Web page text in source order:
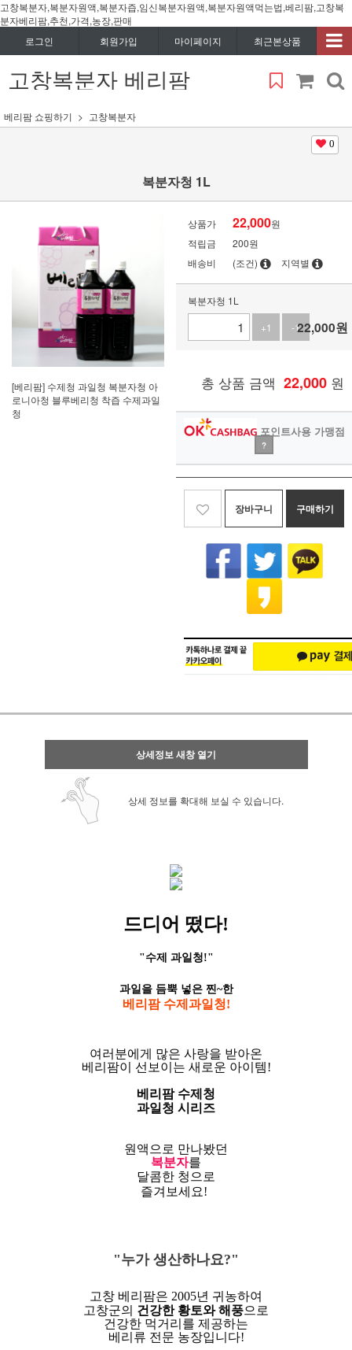
고창복분자,복분자원액,복분자즙,임신복분자원액,복분자원액먹는법,베리팜,고창복
분자베리팜,추천,가격,농장,판매
로그인
회원가입 마이페이지 최근본상품
고창복분자 베리팜
베리팜 쇼핑하기 고창복분자
0
복분자청 1L
[베리팜] 수제청 과일청 복분자청 아
로니아청 블루베리청 착즙 수제과일
청
상품가 22,000원
적립금
200원
배송비
(조건) 지역별
복분자청 1L
+1
-122,000원
총 상품 금액 22,000 원
포인트사용 가맹점
?
장바구니 구매하기
상세정보 새창 열기
상세 정보를 확대해 보실 수 있습니다.
드디어 떴다!
"수제 과일청!"
과일을 듬뿍 넣은 찐~한
베리팜 수제과일청!
여러분에게 많은 사랑을 받아온
베리팜이 선보이는 새로운 아이템!
베리팜 수제청
과일청 시리즈
원액으로 만나봤던
복분자를
달콤한 청으로
즐겨보세요!
"누가 생산하나요?"
고창 베리팜은 2005년 귀농하여
고창군의 건강한 황토와 해풍으로
건강한 먹거리를 제공하는
베리류 전문 농장입니다!